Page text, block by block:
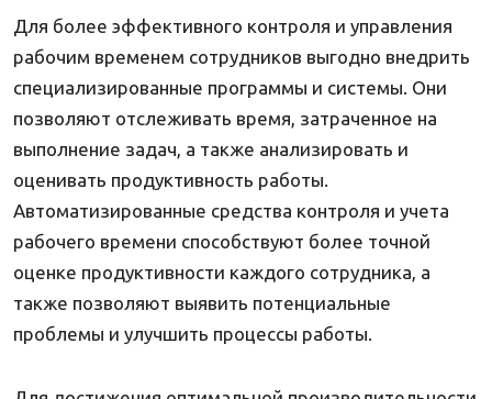
Для более эффективного контроля и управления
рабочим временем сотрудников выгодно внедрить
специализированные программы и системы. Они
позволяют отслеживать время, затраченное на
выполнение задач, а также анализировать и
оценивать продуктивность работы.
Автоматизированные средства контроля и учета
рабочего времени способствуют более точной
оценке продуктивности каждого сотрудника, а
также позволяют выявить потенциальные
проблемы и улучшить процессы работы.